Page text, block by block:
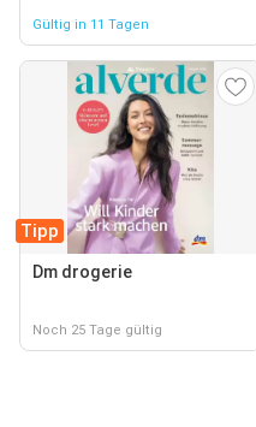
Gültig in 11 Tagen
Tipp
Dm drogerie
Noch 25 Tage gültig